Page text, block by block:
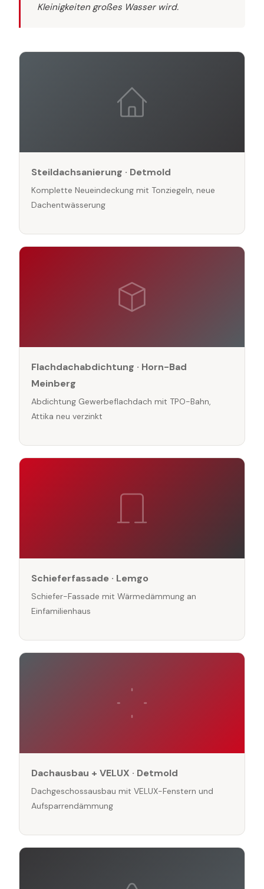
Kleinigkeiten großes Wasser wird.
Steildachsanierung · Detmold
Komplette Neueindeckung mit Tonziegeln, neue
Dachentwässerung
Flachdachabdichtung · Horn-Bad
Meinberg
Abdichtung Gewerbeflachdach mit TPO-Bahn,
Attika neu verzinkt
Schieferfassade · Lemgo
Schiefer-Fassade mit Wärmedämmung an
Einfamilienhaus
Dachausbau + VELUX · Detmold
Dachgeschossausbau mit VELUX-Fenstern und
Aufsparrendämmung